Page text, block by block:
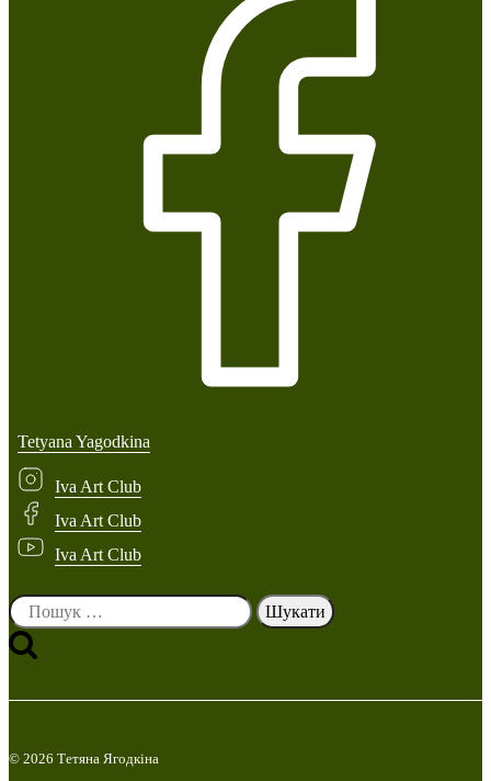
Tetyana Yagodkina
Iva Art Club
Iva Art Club
Iva Art Club
Пошук:
© 2026 Тетяна Ягодкіна